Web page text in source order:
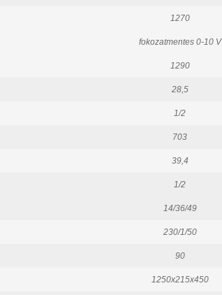
1270
fokozatmentes 0-10 V
1290
28,5
1/2
703
39,4
1/2
14/36/49
230/1/50
90
1250x215x450